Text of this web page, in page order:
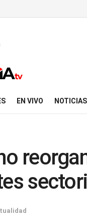
EN VIVO NOTICIAS